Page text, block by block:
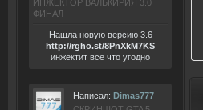
ИНЖЕКТОР ВАЛЬКИРИЯ 3.0
ФИНАЛ
Нашла новую версию 3.6
http://rgho.st/8PnXkM7KS
инжектит все что угодно
Написал: Dimas777